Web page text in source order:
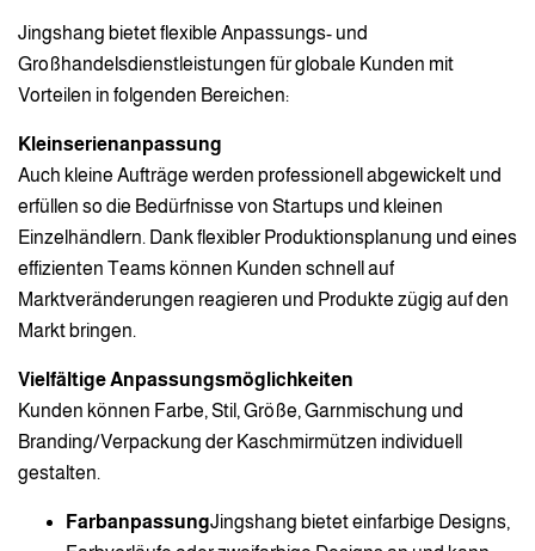
Jingshang bietet flexible Anpassungs- und
Großhandelsdienstleistungen für globale Kunden mit
Vorteilen in folgenden Bereichen:
Kleinserienanpassung
Auch kleine Aufträge werden professionell abgewickelt und
erfüllen so die Bedürfnisse von Startups und kleinen
Einzelhändlern. Dank flexibler Produktionsplanung und eines
effizienten Teams können Kunden schnell auf
Marktveränderungen reagieren und Produkte zügig auf den
Markt bringen.
Vielfältige Anpassungsmöglichkeiten
Kunden können Farbe, Stil, Größe, Garnmischung und
Branding/Verpackung der Kaschmirmützen individuell
gestalten.
FarbanpassungJingshang bietet einfarbige Designs,